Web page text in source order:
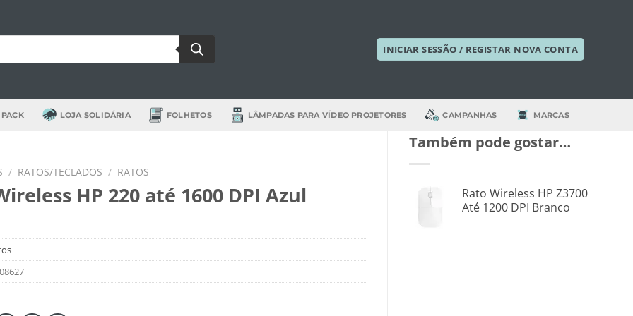
INICIAR SESSÃO / REGISTAR NOVA CONTA
LOJA SOLIDÁRIA FOLHETOS LÂMPADAS PARA VÍDEO PROJETORES CAMPANHAS MARCAS
Também pode gostar…
Rato Wireless HP Z3700
Até 1200 DPI Branco
/ RATOS/TECLADOS / RATOS
HP 220 até 1600 DPI Azul